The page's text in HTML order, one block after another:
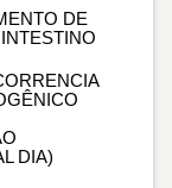
DE
DIA)